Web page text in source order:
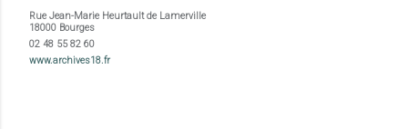
Rue Jean-Marie Heurtault de Lamerville
18000 Bourges
02 48 55 82 60
www.archives18.fr